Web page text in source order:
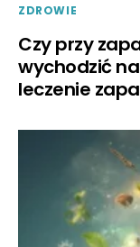
ZDROWIE
Czy przy
wychodzić
leczenie